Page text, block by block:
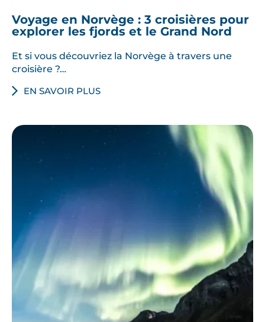
Voyage en Norvège : 3 croisières pour
explorer les fjords et le Grand Nord
Et si vous découvriez la Norvège à travers une
croisière ?…
EN SAVOIR PLUS